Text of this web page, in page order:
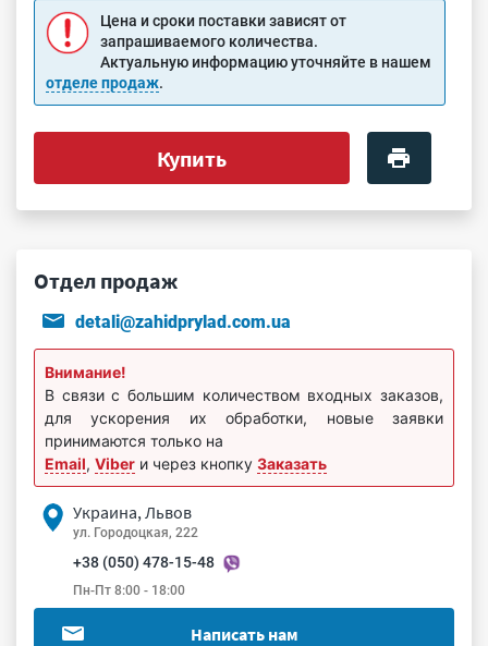
Цена и сроки поставки зависят от
запрашиваемого количества.
Актуальную информацию уточняйте в нашем
отделе продаж.
Купить
Отдел продаж
detali@zahidprylad.com.ua
Внимание!
В связи с большим количеством входных заказов,
для ускорения их обработки, новые заявки
принимаются только на
Email, Viber и через кнопку Заказать
Украина, Львов
ул. Городоцкая, 222
+38 (050) 478-15-48
Пн-Пт 8:00 - 18:00
Написать нам